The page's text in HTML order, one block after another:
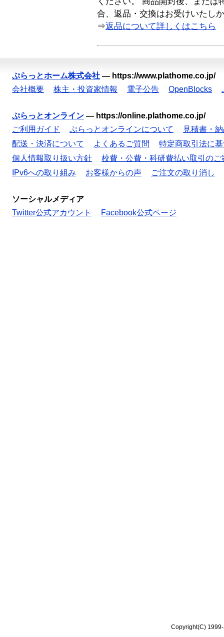
合、返品・交換はお受けいたし
⇒返品について詳しくはこちら
ぷらっとホーム株式会社 — https://www.plathome.co.jp/
会社概要
株主・投資家情報 電子公告 OpenBlocks
ぷらっとオンライン — https://online.plathome.co.jp/
ご利用ガイド
ぷらっとオンラインについて
見積書・
配送・決済について
よくあるご質問
特定商取引法に
個人情報取り扱い方針
校費・公費・科研費払い取引のご
IPv6への取り組み
お客様からの声 ご注文の取り消し
ソーシャルメディア
Twitter公式アカウント
Facebook公式ページ
Copyright(C)